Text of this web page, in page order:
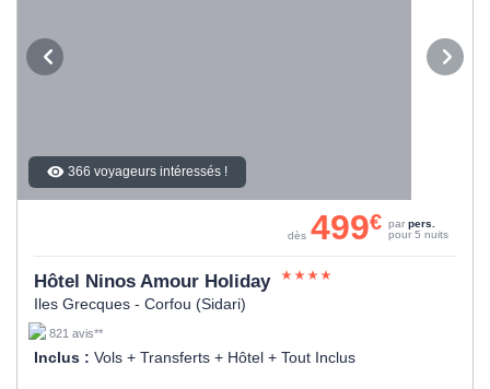
366 voyageurs intéressés !
Hôtel Ninos Amour Holiday
Iles Grecques - Corfou (Sidari)
821 avis**
Inclus : Vols + Transferts + Hôtel + Tout Inclus
dès 499€ par pers.
pour 5 nuits